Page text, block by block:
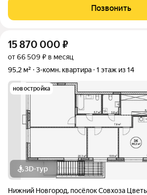
Дом, куда захочется возвращаться: чистая,
наполненная уютом
Позвонить
15 870 000 ₽
от 66 509 ₽ в месяц
95,2 м²
3-комн. квартира 1 этаж из 14
новостройка
3D-тур
Нижний Новгород, посёлок Cовхоза